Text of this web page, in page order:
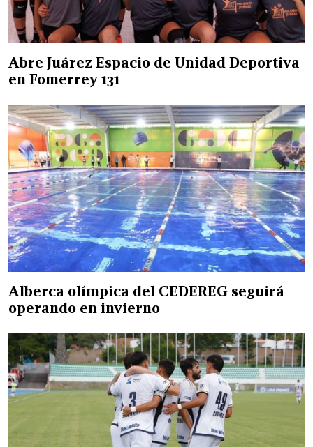
Abre Juárez Espacio de Unidad Deportiva
en Fomerrey 131
Alberca olímpica del CEDEREG seguirá
operando en invierno